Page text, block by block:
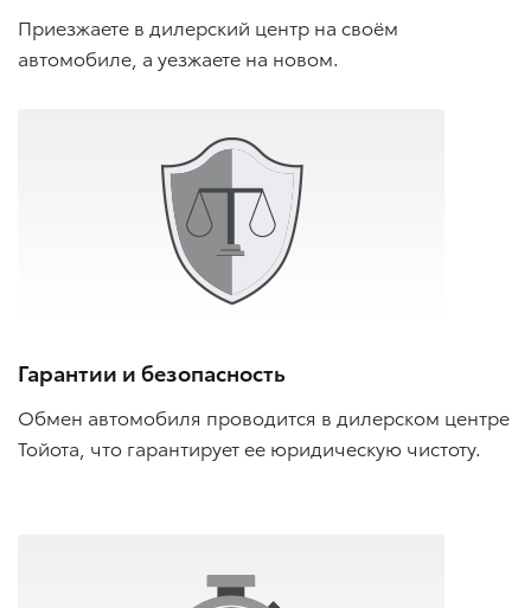
Приезжаете в дилерский центр на своём
автомобиле, а уезжаете на новом.
Гарантии и безопасность
Обмен автомобиля проводится в дилерском центре
Тойота, что гарантирует ее юридическую чистоту.